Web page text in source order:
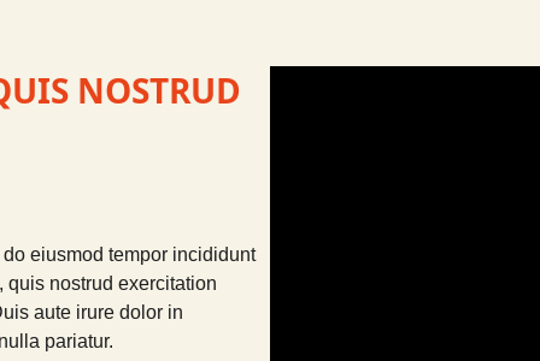
NOSTRUD
eiusmod tempor incididunt
quis nostrud exercitation
aute irure dolor in
pariatur.